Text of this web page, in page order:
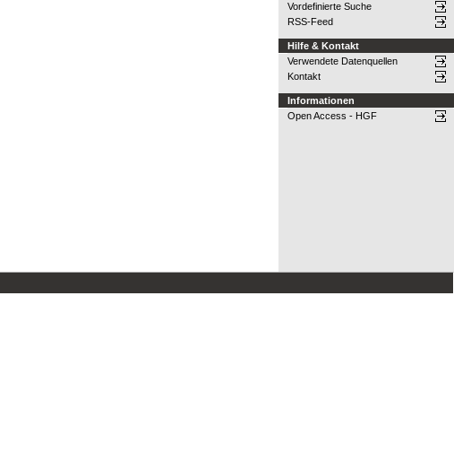
Vordefinierte Suche
RSS-Feed
Hilfe & Kontakt
Verwendete Datenquellen
Kontakt
Informationen
Open Access - HGF